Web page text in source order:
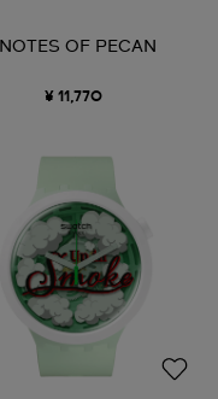
NOTES OF PECAN
¥ 11,770